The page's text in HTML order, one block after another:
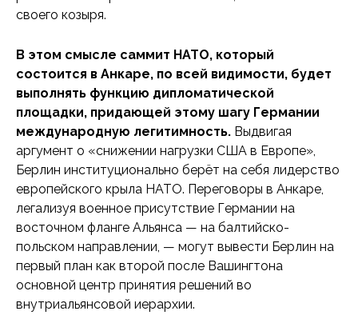
своего козыря.
В этом смысле саммит НАТО, который
состоится в Анкаре, по всей видимости, будет
выполнять функцию дипломатической
площадки, придающей этому шагу Германии
международную легитимность. Выдвигая
аргумент о «снижении нагрузки США в Европе»,
Берлин институционально берёт на себя лидерство
европейского крыла НАТО. Переговоры в Анкаре,
легализуя военное присутствие Германии на
восточном фланге Альянса — на балтийско-
польском направлении, — могут вывести Берлин на
первый план как второй после Вашингтона
основной центр принятия решений во
внутриальянсовой иерархии.